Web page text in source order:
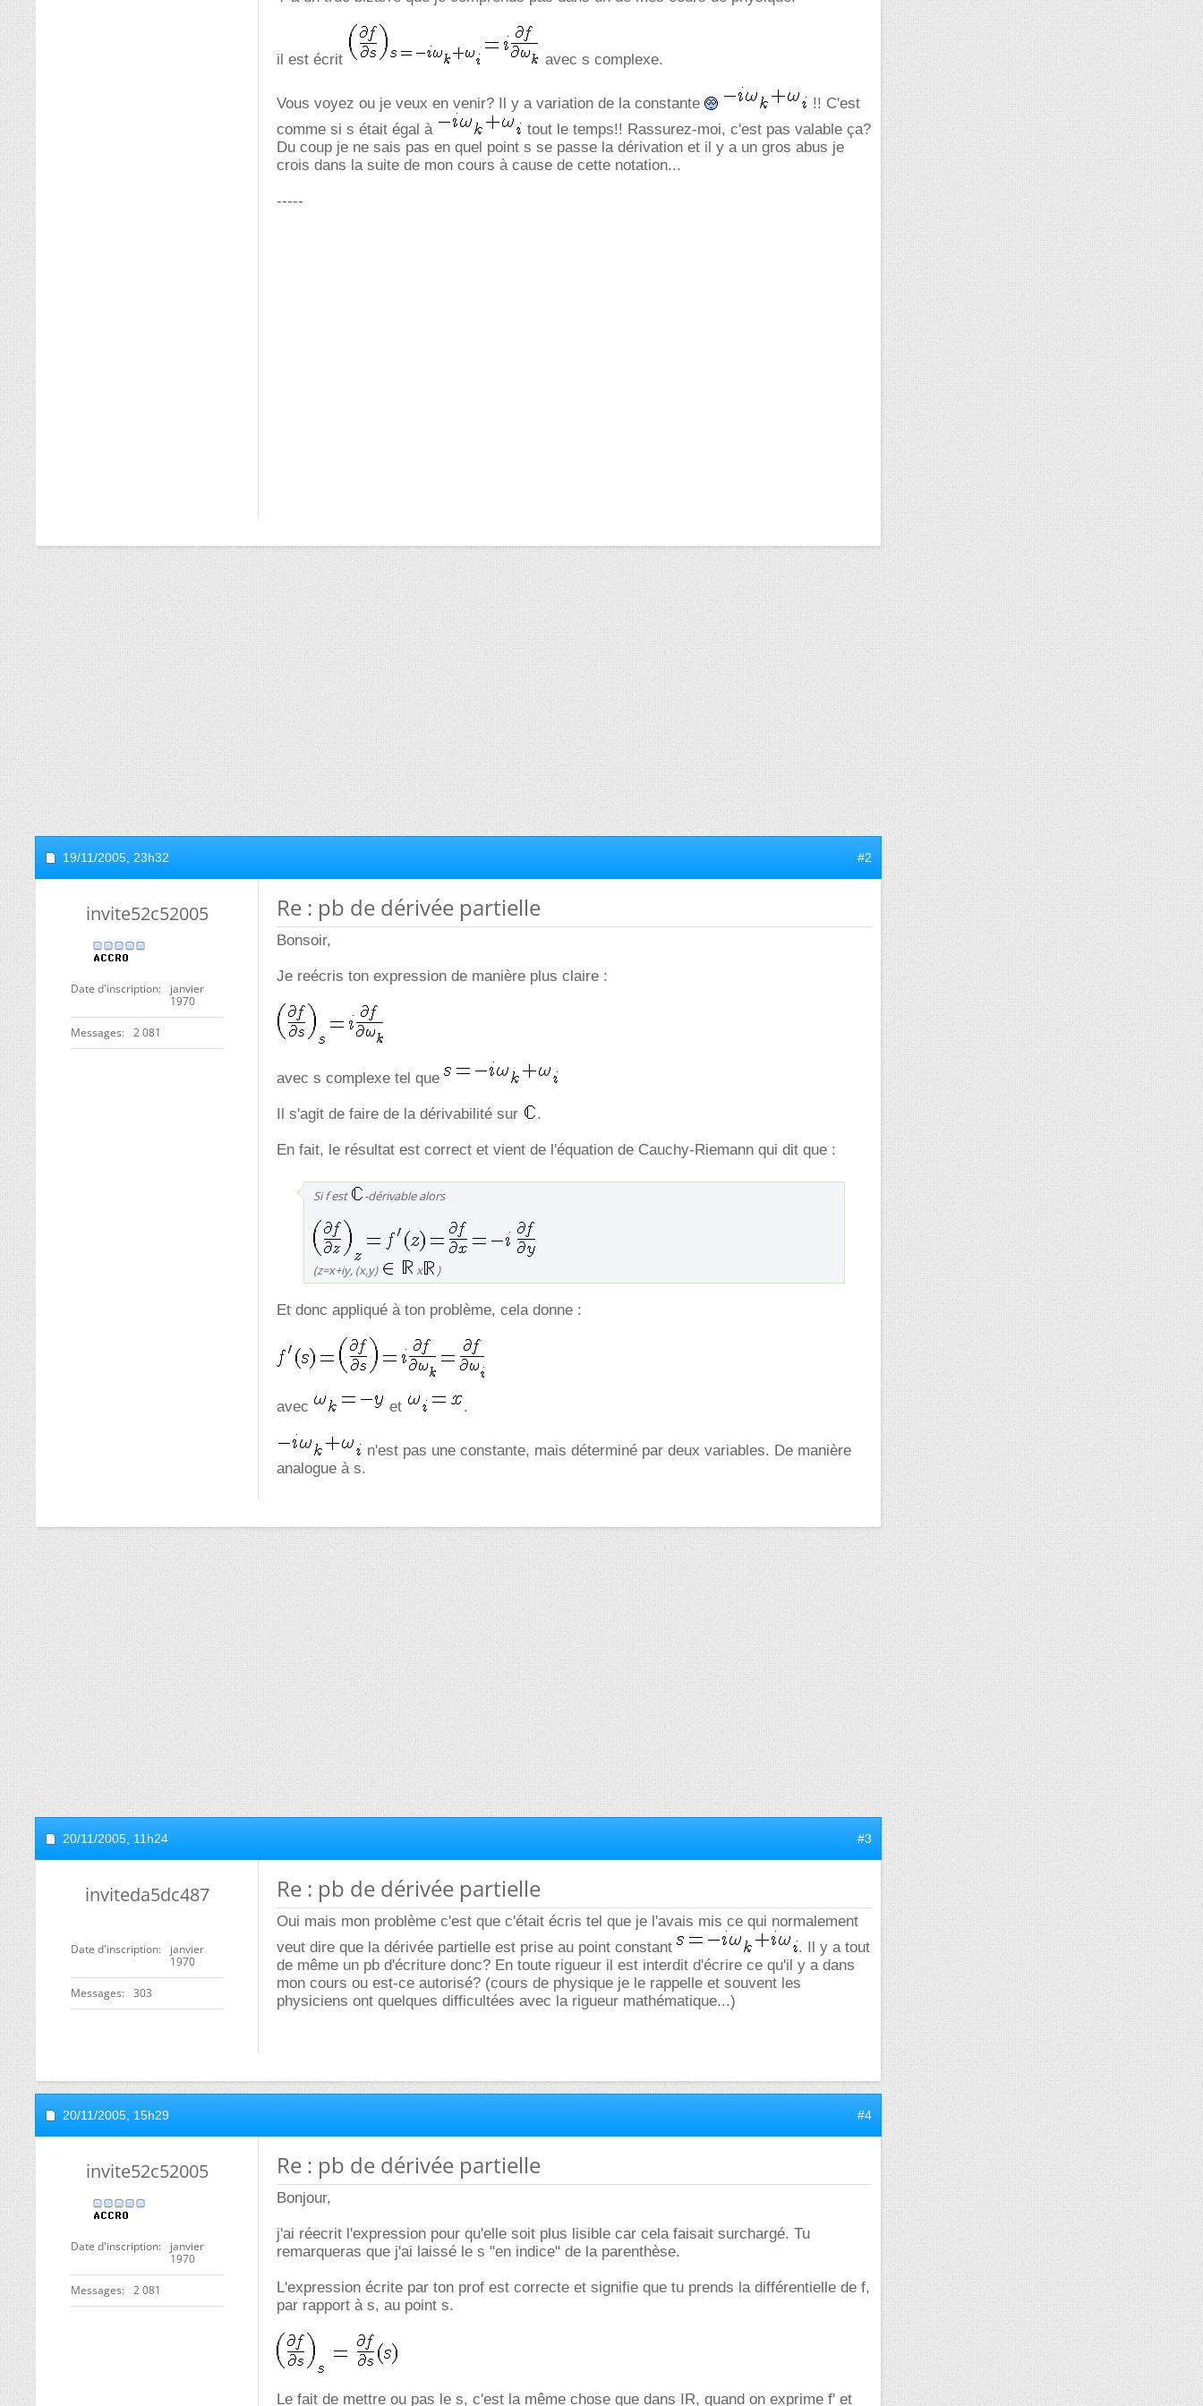
il est écrit avec s complexe.
Vous voyez ou je veux en venir? Il y a variation de la constante
!! C'est
comme si s était égal à
tout le temps!! Rassurez-moi, c'est pas valable ça?
Du coup je ne sais pas en quel point s se passe la dérivation et il y a un gros abus je
crois dans la suite de mon cours à cause de cette notation...
-----
19/11/2005, 23h32 #2
invite52c52005
Date d'inscription
janvier
1970
Messages 2 081
Re : pb de dérivée partielle
Bonsoir,
Je reécris ton expression de manière plus claire :
avec s complexe tel que
Il s'agit de faire de la dérivabilité sur .
En fait, le résultat est correct et vient de l'équation de Cauchy-Riemann qui dit que :
Si f est -dérivable alors
(z=x+iy, (x,y) x )
Et donc appliqué à ton problème, cela donne :
avec et .
n'est pas une constante, mais déterminé par deux variables. De manière
analogue à s.
20/11/2005, 11h24 #3
inviteda5dc487
Date d'inscription
janvier
1970
Messages 303
Re : pb de dérivée partielle
Oui mais mon problème c'est que c'était écris tel que je l'avais mis ce qui normalement
veut dire que la dérivée partielle est prise au point constant
. Il y a tout
de même un pb d'écriture donc? En toute rigueur il est interdit d'écrire ce qu'il y a dans
mon cours ou est-ce autorisé? (cours de physique je le rappelle et souvent les
physiciens ont quelques difficultées avec la rigueur mathématique...)
20/11/2005, 15h29 #4
invite52c52005
Date d'inscription
janvier
1970
Messages 2 081
Re : pb de dérivée partielle
Bonjour,
j'ai réecrit l'expression pour qu'elle soit plus lisible car cela faisait surchargé. Tu
remarqueras que j'ai laissé le s "en indice" de la parenthèse.
L'expression écrite par ton prof est correcte et signifie que tu prends la différentielle de f,
par rapport à s, au point s.
Le fait de mettre ou pas le s, c'est la même chose que dans IR, quand on exprime f' et